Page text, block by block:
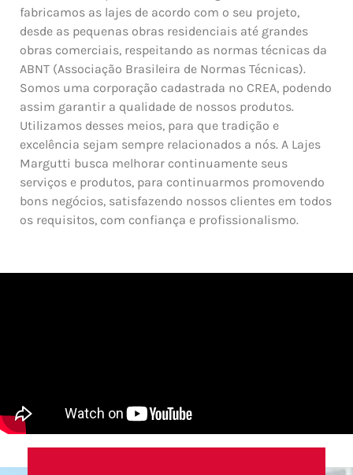
fabricamos as lajes de acordo com o seu projeto,
desde as pequenas obras residenciais até grandes
obras comerciais, respeitando as normas técnicas da
ABNT (Associação Brasileira de Normas Técnicas).
Somos uma corporação cadastrada no CREA, podendo
assim garantir a qualidade de nossos produtos.
Utilizamos desses meios, para que tradição e
excelência sejam sempre relacionados a nós. A Lajes
Margutti busca melhorar continuamente seus
serviços e produtos, para continuarmos promovendo
bons negócios, satisfazendo nossos clientes em todos
os requisitos, com confiança e profissionalismo.